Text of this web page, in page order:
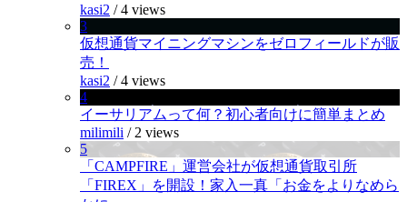
kasi2 /4 views
3
仮想通貨マイニングマシンをゼロフィールドが販
売！
kasi2 /4 views
4
イーサリアムって何？初心者向けに簡単まとめ
milimili / 2 views
5
「CAMPFIRE」運営会社が仮想通貨取引所
「FIREX」を開設！家入一真「お金をよりなめら